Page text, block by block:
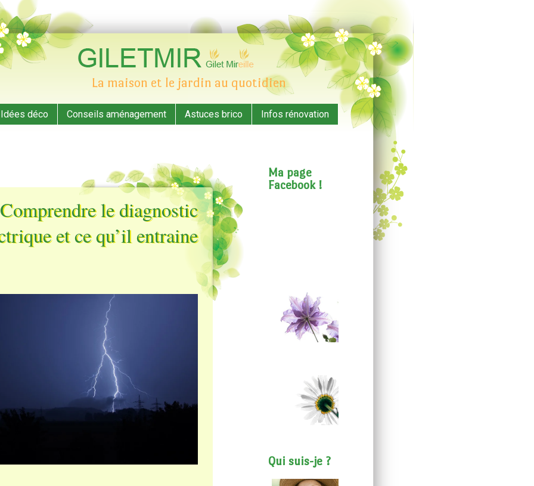
La maison et le jardin au quotidien
Idées déco Conseils aménagement Astuces brico Infos rénovation
Comprendre le diagnostic
et ce qu’il entraine
Ma page
Facebook !
Qui suis-je ?